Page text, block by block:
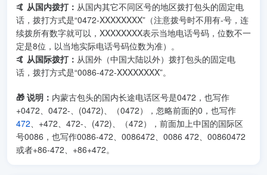
🤙 从国内拨打： 从国内其它不同区号的地区拨打包头的固定电
话，拨打方式是“0472-XXXXXXXX”（注意拨号时不用有-号，连
续拨所有数字就可以，XXXXXXXX表示当地电话号码，位数不一
定是8位，以当地实际电话号码位数为准）。
🤙 从国际拨打： 从国外（中国大陆以外）拨打包头的固定电
话，拨打方式是“0086-472-XXXXXXXX”。
🎁 说明： 内蒙古包头的国内长途电话区号是0472，也写作
+0472、0472-、(0472)、（0472），忽略前面的0，也写作
472、+472、472-、(472)、（472），前面加上中国的国际区
号0086，也写作0086-472、0086472、0086 472、00860472
或者+86-472、+86+472。